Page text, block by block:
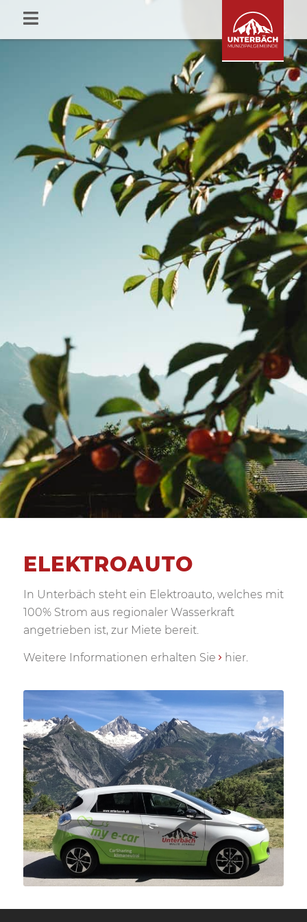
ELEKTROAUTO
In Unterbäch steht ein Elektroauto, welches mit
100% Strom aus regionaler Wasserkraft
angetrieben ist, zur Miete bereit.
Weitere Informationen erhalten Sie hier.